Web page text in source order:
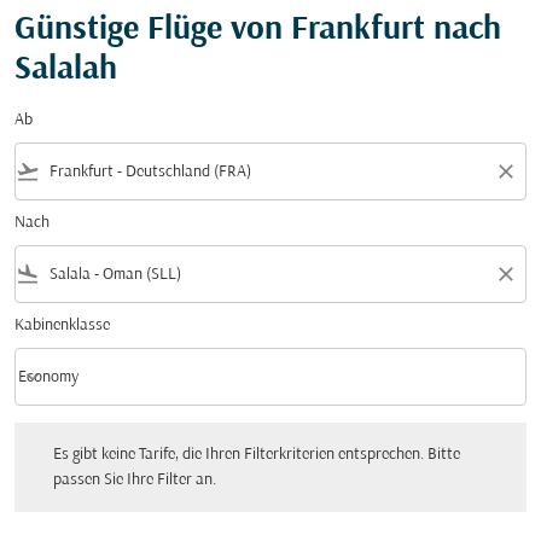
Günstige Flüge von Frankfurt nach
Salalah
Ab
flight_takeoff close
Nach
flight_land close
Kabinenklasse
Kabinenklasse option Economy Selected
Economy
keyboard_arrow_down
Es gibt keine Tarife, die Ihren Filterkriterien entsprechen. Bitte
passen Sie Ihre Filter an.